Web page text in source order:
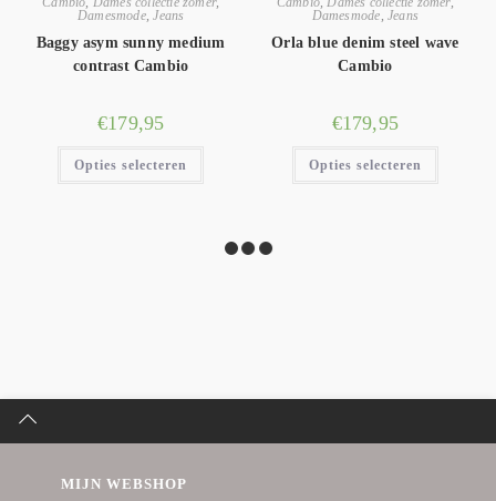
Damesmode,Jeans
Baggy asym sunny medium
contrast Cambio
€179,95
Opties selecteren
Damesmode Jeans
Orla blue denim steel wave
Cambio
€179,95
Opties selecteren
MIJN WEBSHOP